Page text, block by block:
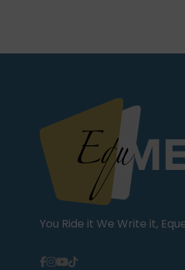
You Ride it We Write it,